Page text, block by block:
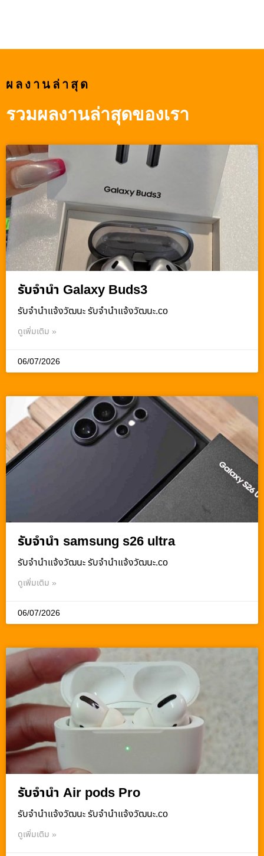
ผลงานล่าสุด
รวมผลงานล่าสุดของเรา
รับจำนำ Galaxy Buds3
รับจํานําแจ้งวัฒนะ รับจํานําแจ้งวัฒนะ.co
ดูเพิ่มเติม »
06/07/2026
รับจำนำ samsung s26 ultra
รับจํานําแจ้งวัฒนะ รับจํานําแจ้งวัฒนะ.co
ดูเพิ่มเติม »
06/07/2026
รับจำนำ Air pods Pro
รับจํานําแจ้งวัฒนะ รับจํานําแจ้งวัฒนะ.co
ดูเพิ่มเติม »